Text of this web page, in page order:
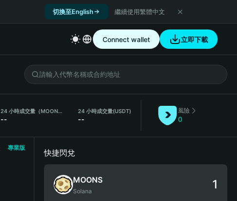
切換至English 繼續使用繁體中文
Connect wallet 立即下載
24 小時成交量（MOONS）
--
24 小時成交量(USDT)
--
風險
0
專業版
快捷閃兌
MOONS
Solana